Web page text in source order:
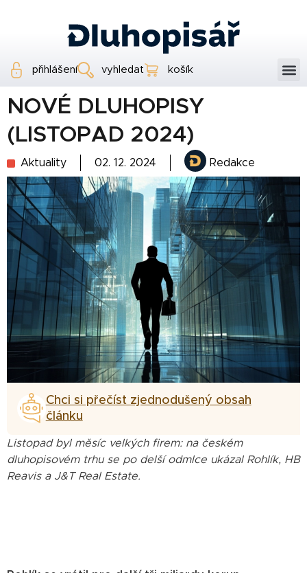
přihlášení vyhledat košík
NOVÉ DLUHOPISY
(LISTOPAD 2024)
Aktuality 02. 12. 2024 Redakce
Chci si přečíst zjednodušený obsah
článku
Listopad byl měsíc velkých firem: na českém
dluhopisovém trhu se po delší odmlce ukázal Rohlík, HB
Reavis a J&T Real Estate.